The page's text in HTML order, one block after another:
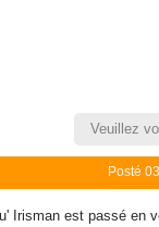
Veuillez
Posté
Irisman est passé en